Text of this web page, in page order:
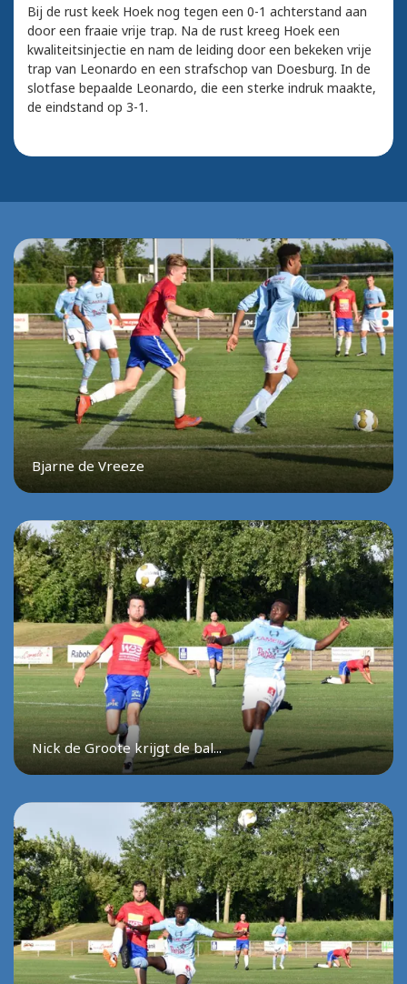
Bij de rust keek Hoek nog tegen een 0-1 achterstand aan
door een fraaie vrije trap. Na de rust kreeg Hoek een
kwaliteitsinjectie en nam de leiding door een bekeken vrije
trap van Leonardo en een strafschop van Doesburg. In de
slotfase bepaalde Leonardo, die een sterke indruk maakte,
de eindstand op 3-1.
Bjarne de Vreeze
Nick de Groote krijgt de bal...